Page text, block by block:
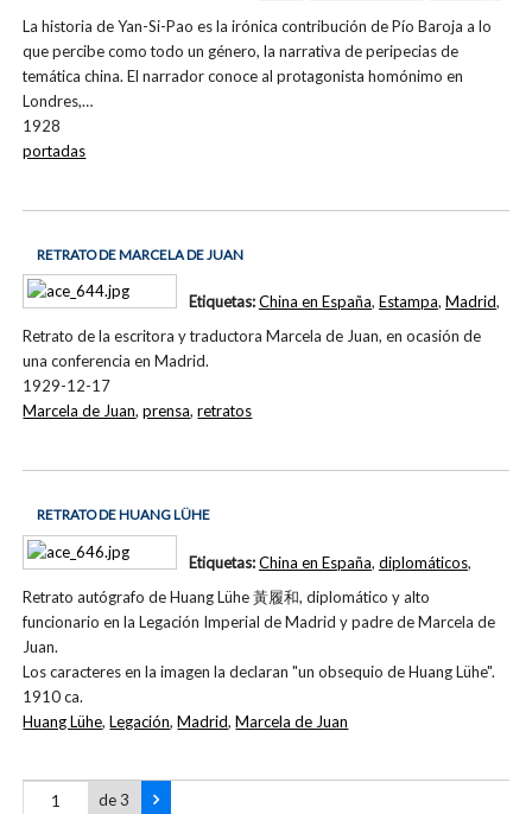
La historia de Yan-Si-Pao es la irónica contribución de Pío Baroja a lo
que percibe como todo un género, la narrativa de peripecias de
temática china. El narrador conoce al protagonista homónimo en
Londres,…
1928
portadas
RETRATO DE MARCELA DE JUAN
Retrato de la escritora y traductora Marcela de Juan, en ocasión de
una conferencia en Madrid.
1929-12-17
Etiquetas:China en España, Estampa, Madrid,
Marcela de Juan,prensa,retratos
RETRATO DE HUANG LÜHE
Retrato autógrafo de Huang Lühe 黃履和, diplomático y alto
funcionario en la Legación Imperial de Madrid y padre de Marcela de
Juan.
Los caracteres en la imagen la declaran "un obsequio de Huang Lühe".
1910 ca.
Etiquetas:China en España, diplomáticos,
Huang Lühe,Legación,Madrid,Marcela de Juan
de 3